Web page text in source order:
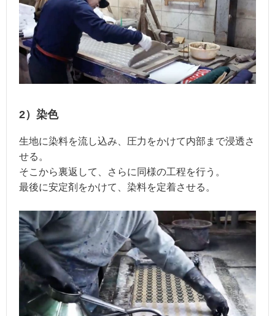
2）染色
生地に染料を流し込み、圧力をかけて内部まで浸透さ
せる。
そこから裏返して、さらに同様の工程を行う。
最後に安定剤をかけて、染料を定着させる。